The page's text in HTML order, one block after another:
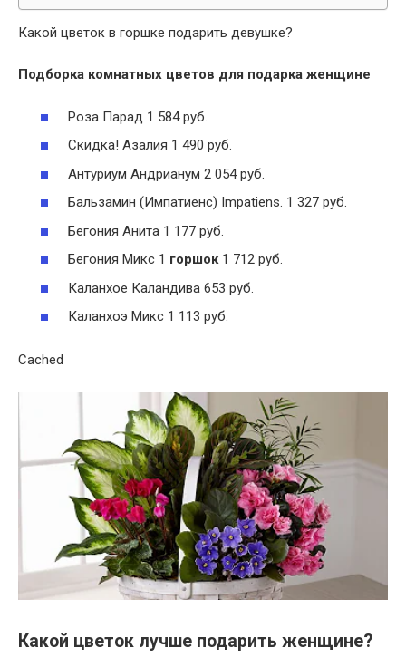
Какой цветок в горшке подарить девушке?
Подборка комнатных цветов для подарка женщине
Роза Парад 1 584 руб.
Скидка! Азалия 1 490 руб.
Антуриум Андрианум 2 054 руб.
Бальзамин (Импатиенс) Impatiens. 1 327 руб.
Бегония Анита 1 177 руб.
Бегония Микс 1 горшок1 712 руб.
Каланхое Каландива 653 руб.
Каланхоэ Микс 1 113 руб.
Cached
Какой цветок лучше подарить женщине?